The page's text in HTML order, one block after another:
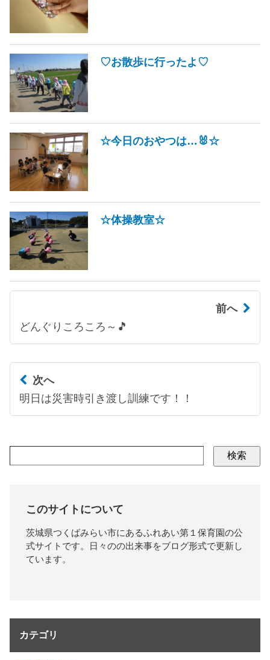
♡お散歩に行ったよ♡
☆今日のおやつは…🐰☆
☆体操教室☆
前へ
どんぐりころころ～🎵
次へ
明日は災害時引き渡し訓練です！！
検索
このサイトについて
茨城県つくばみらい市にあるふれあい第１保育園の公
式サイトです。日々のの出来事をブログ形式で更新し
ています。
カテゴリ